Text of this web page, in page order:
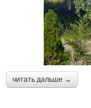
читать дальше →